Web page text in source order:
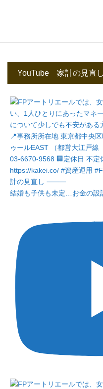
YouTube 家計の見直
結婚も子供も未定…お金の設